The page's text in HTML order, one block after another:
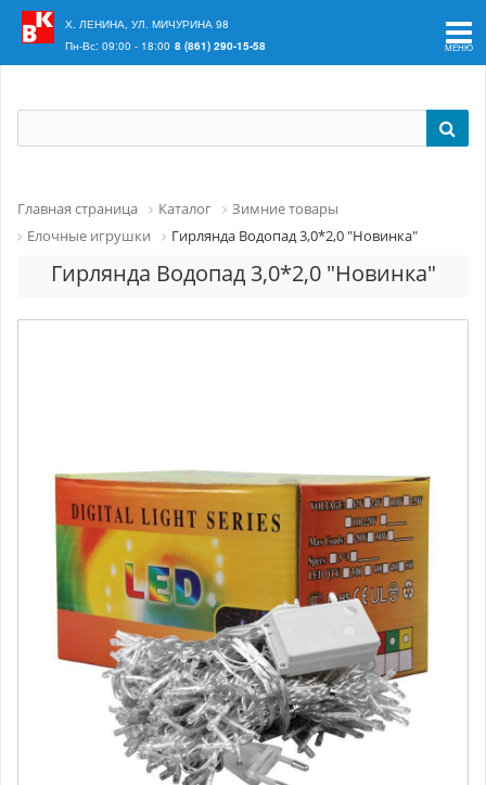
Ваш регион:
Х. ЛЕНИНА, УЛ. МИЧУРИНА 98
Пн-Вс: 09:00 - 18:00 8 (861) 290-15-58
Главная страница Каталог
Зимние товары
Елочные игрушки
Гирлянда Водопад 3,0*2,0 "Новинка"
Гирлянда Водопад 3,0*2,0 "Новинка"